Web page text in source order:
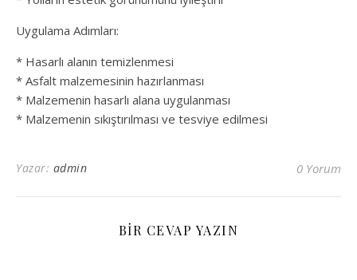
Uygulama Adımları:
* Hasarlı alanın temizlenmesi
* Asfalt malzemesinin hazırlanması
* Malzemenin hasarlı alana uygulanması
* Malzemenin sıkıştırılması ve tesviye edilmesi
Yazar: admin 0 Yorum
BIR CEVAP YAZIN